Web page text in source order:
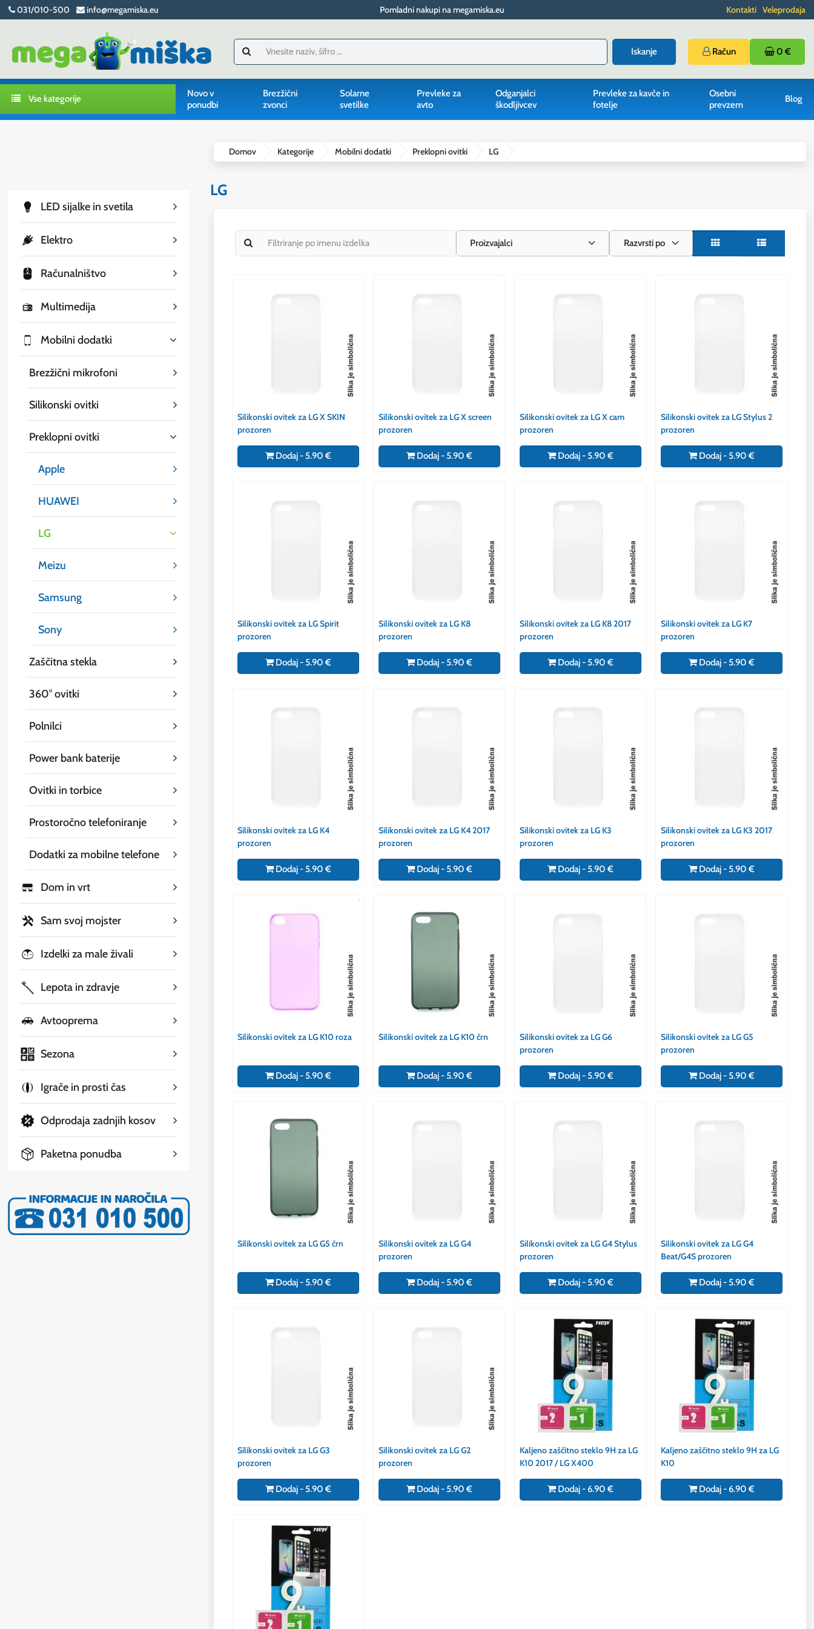
031/010-500 info@megamiska.eu Pomladni nakupi na megamiska.eu Kontakti Veleprodaja
Iskanje Račun 0 €
Vse kategorije
Novo v
ponudbi
Brezžični
zvonci
Solarne
svetilke
Prevleke za
avto
Odganjalci
škodljivcev
Prevleke za kavče in
fotelje
Osebni
prevzem
Blog
LED sijalke in svetila
Elektro
Računalništvo
Multimedija
Mobilni dodatki
Brezžični mikrofoni
Silikonski ovitki
Preklopni ovitki
Apple
HUAWEI
LG
Meizu
Samsung
Sony
Zaščitna stekla
360° ovitki
Polnilci
Power bank baterije
Ovitki in torbice
Prostoročno telefoniranje
Dodatki za mobilne telefone
Dom in vrt
Sam svoj mojster
Izdelki za male živali
Lepota in zdravje
Avtooprema
Sezona
Igrače in prosti čas
Odprodaja zadnjih kosov
Paketna ponudba
Domov Kategorije Mobilni dodatki Preklopni ovitki LG
LG
Proizvajalci Razvrsti po
Silikonski ovitek za LG X SKIN
prozoren
Dodaj - 5.90 €
Silikonski ovitek za LG X screen
prozoren
Dodaj - 5.90 €
Silikonski ovitek za LG X cam
prozoren
Dodaj - 5.90 €
Silikonski ovitek za LG Stylus 2
prozoren
Dodaj - 5.90 €
Silikonski ovitek za LG Spirit
prozoren
Dodaj - 5.90 €
Silikonski ovitek za LG K8
prozoren
Dodaj - 5.90 €
Silikonski ovitek za LG K8 2017
prozoren
Dodaj - 5.90 €
Silikonski ovitek za LG K7
prozoren
Dodaj - 5.90 €
Silikonski ovitek za LG K4
prozoren
Dodaj - 5.90 €
Silikonski ovitek za LG K4 2017
prozoren
Dodaj - 5.90 €
Silikonski ovitek za LG K3
prozoren
Dodaj - 5.90 €
Silikonski ovitek za LG K3 2017
prozoren
Dodaj - 5.90 €
Silikonski ovitek za LG K10 roza
Dodaj - 5.90 €
Silikonski ovitek za LG K10 črn
Dodaj - 5.90 €
Silikonski ovitek za LG G6
prozoren
Dodaj - 5.90 €
Silikonski ovitek za LG G5
prozoren
Dodaj - 5.90 €
Silikonski ovitek za LG G5 črn
Dodaj - 5.90 €
Silikonski ovitek za LG G4
prozoren
Dodaj - 5.90 €
Silikonski ovitek za LG G4 Stylus
prozoren
Dodaj - 5.90 €
Silikonski ovitek za LG G4
Beat/G4S prozoren
Dodaj - 5.90 €
Silikonski ovitek za LG G3
prozoren
Dodaj - 5.90 €
Silikonski ovitek za LG G2
prozoren
Dodaj - 5.90 €
Kaljeno zaščitno steklo 9H za LG
K10 2017 / LG X400
Dodaj - 6.90 €
Kaljeno zaščitno steklo 9H za LG
K10
Dodaj - 6.90 €